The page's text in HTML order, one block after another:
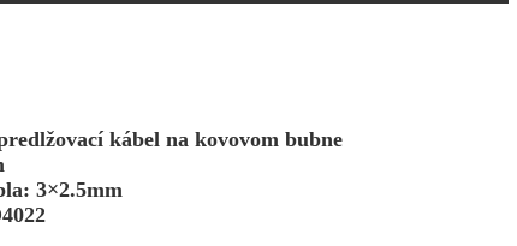
kábel na kovovom bubne
3×2.5mm